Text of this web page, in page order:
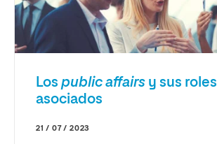
Los public affairsy sus roles
asociados
21 / 07 / 2023